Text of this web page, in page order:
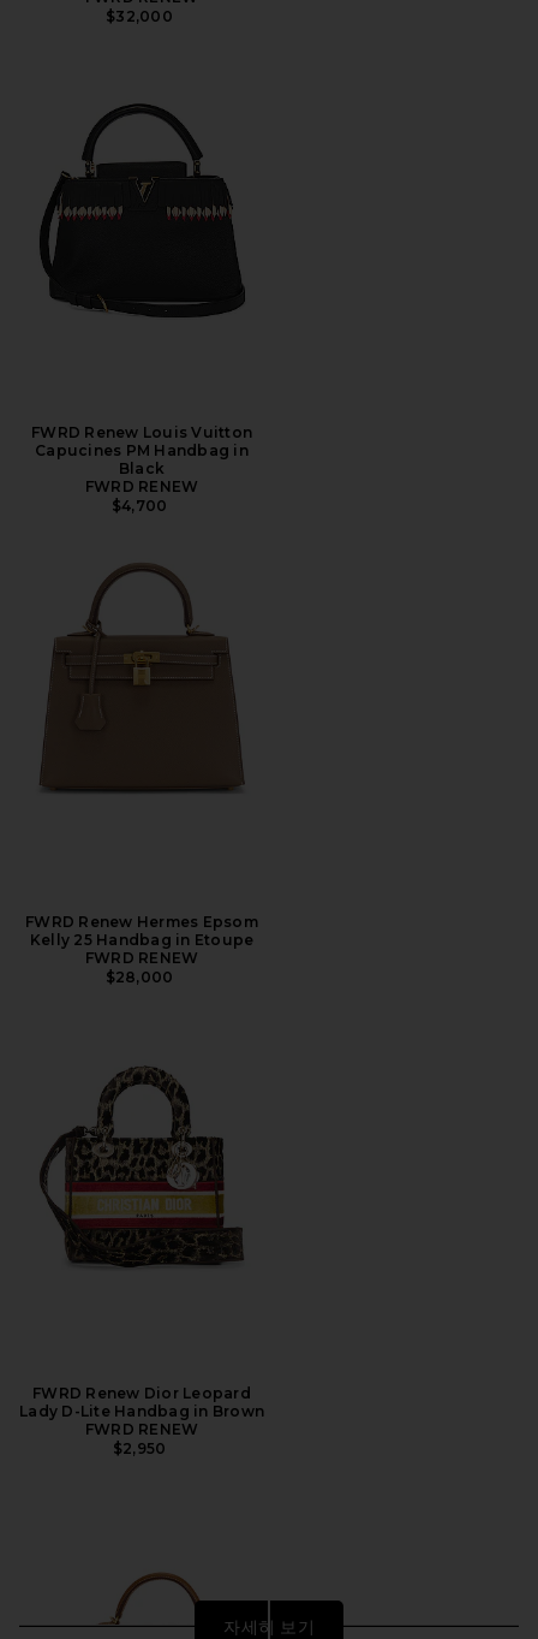
$32,000
FWRD Renew Louis Vuitton
Capucines PM Handbag in
Black
FWRD RENEW
$4,700
FWRD Renew Hermes Epsom
Kelly 25 Handbag in Etoupe
FWRD RENEW
$28,000
FWRD Renew Dior Leopard
Lady D-Lite Handbag in Brown
FWRD RENEW
$2,950
자세히 보기